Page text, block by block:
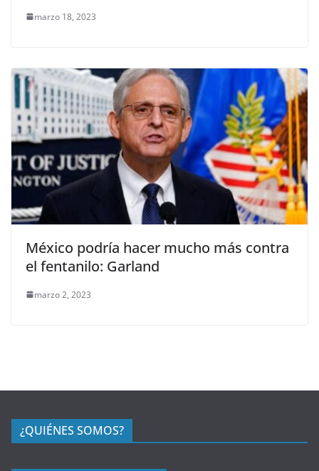
marzo 18, 2023
México podría hacer mucho más contra
el fentanilo: Garland
marzo 2, 2023
¿QUIÉNES SOMOS?